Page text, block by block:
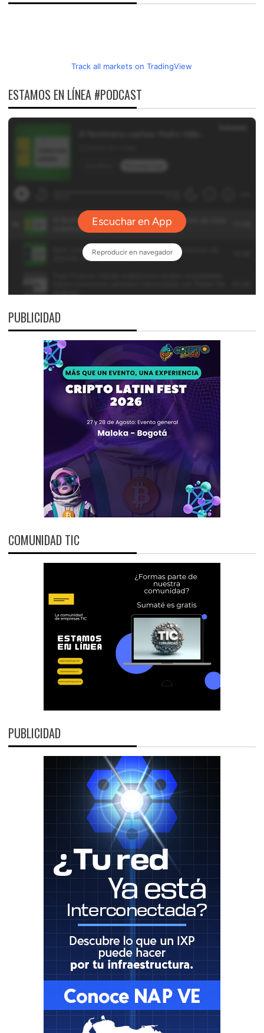
Track all markets on TradingView
ESTAMOS EN LÍNEA #PODCAST
PUBLICIDAD
COMUNIDAD TIC
PUBLICIDAD